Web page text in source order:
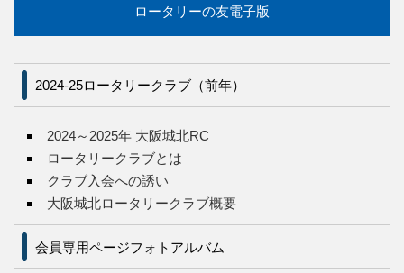
ロータリーの友電子版
2024-25ロータリークラブ（前年）
2024～2025年 大阪城北RC
ロータリークラブとは
クラブ入会への誘い
大阪城北ロータリークラブ概要
会員専用ページフォトアルバム